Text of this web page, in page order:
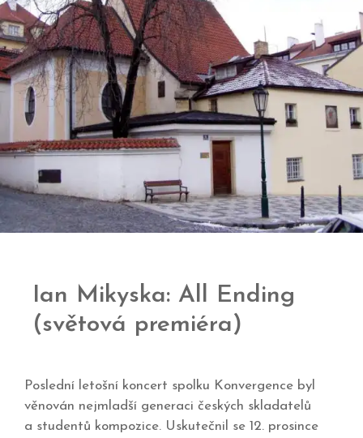
Ian Mikyska: All Ending
(světová premiéra)
Poslední letošní koncert spolku Konvergence byl
věnován nejmladší generaci českých skladatelů
a studentů kompozice. Uskutečnil se 12. prosince